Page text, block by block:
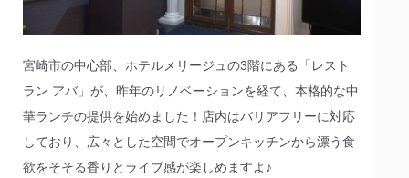
宮崎市の中心部、ホテルメリージュの3階にある「レスト
ラン アバ」が、昨年のリノベーションを経て、本格的な中
華ランチの提供を始めました！店内はバリアフリーに対応
しており、広々とした空間でオープンキッチンから漂う食
欲をそそる香りとライブ感が楽しめますよ♪